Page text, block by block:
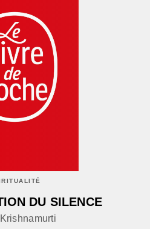
DU SILENCE